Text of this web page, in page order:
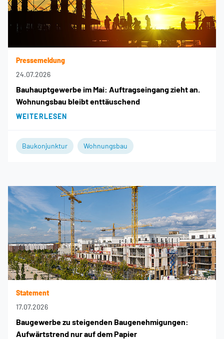
Pressemeldung
24.07.2026
Bauhauptgewerbe im Mai: Auftragseingang zieht an.
Wohnungsbau bleibt enttäuschend
WEITERLESEN
Baukonjunktur Wohnungsbau
Statement
17.07.2026
Baugewerbe zu steigenden Baugenehmigungen:
Aufwärtstrend nur auf dem Papier